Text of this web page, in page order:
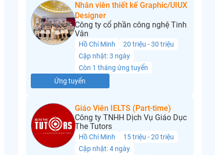
Nhân viên thiết kế Graphic/UIUX
Designer
Công ty cổ phần công nghệ Tinh
Vân
Hồ Chí Minh
20 triệu - 30 triệu
Cập nhật: 3 ngày
Còn 1 tháng ứng tuyển
Ứng tuyển
Giáo Viên IELTS (Part-time)
Công ty TNHH Dịch Vụ Giáo Dục
The Tutors
Hồ Chí Minh
15 triệu - 20 triệu
Cập nhật: 4 ngày